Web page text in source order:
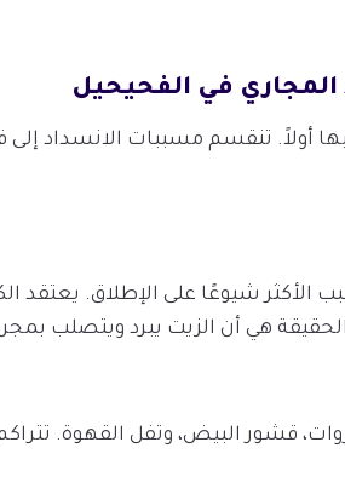
المجاري في الفحيحيل
أولاً. تنقسم مسببات الانسداد إلى
الأكثر شيوعًا على الإطلاق. يعتقد
هي أن الزيت يبرد ويتصلب بمجرد
قشور البيض، وتفل القهوة.